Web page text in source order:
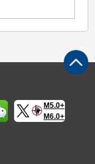
M5.0+
M6.0+